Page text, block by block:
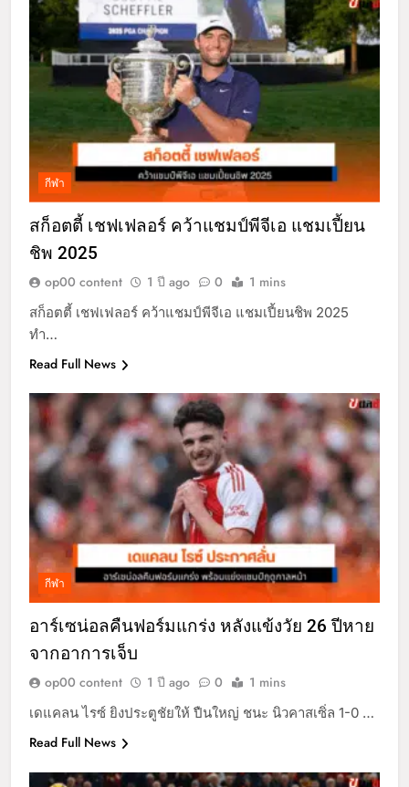
กีฬา
สก็อตตี้ เชฟเฟลอร์ คว้าแชมป์พีจีเอ แชมเปี้ยน
ชิพ 2025
op00 content 1 ปี ago 0 1 mins
สก็อตตี้ เชฟเฟลอร์ คว้าแชมป์พีจีเอ แชมเปี้ยนชิพ 2025
ทำ…
Read Full News
กีฬา
อาร์เซน่อลคืนฟอร์มแกร่ง หลังแข้งวัย 26 ปีหาย
จากอาการเจ็บ
op00 content 1 ปี ago 0 1 mins
เดแคลน ไรซ์ ยิงประตูชัยให้ ปืนใหญ่ ชนะ นิวคาสเซิ่ล 1-0 …
Read Full News